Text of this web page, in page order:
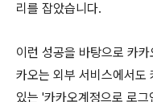
리를 잡았습니다.
이런 성공을 바탕으로 카
카오는 외부 서비스에서도
있는 '카카오계정으로 로